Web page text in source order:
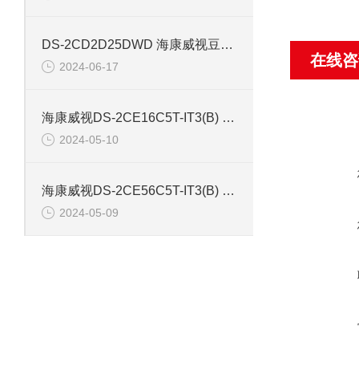
DS-2CD2D25DWD 海康威视豆干型小孔摄像机
2024-06-17
海康威视DS-2CE16C5T-IT3(B) 130万红外防水同轴摄像机
2024-05-10
海康威视DS-2CE56C5T-IT3(B) 130万像素红外半球摄像机
2024-05-09
在线